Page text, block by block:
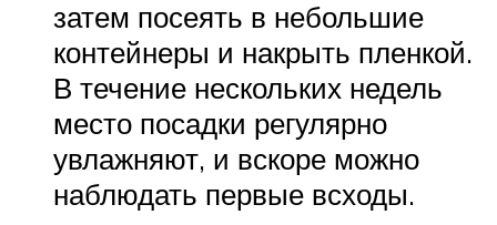
затем посеять в небольшие
контейнеры и накрыть пленкой.
В течение нескольких недель
место посадки регулярно
увлажняют, и вскоре можно
наблюдать первые всходы.